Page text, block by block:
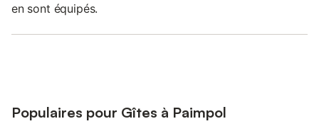
en sont équipés.
Populaires pour Gîtes à Paimpol